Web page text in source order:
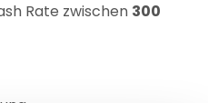
Rate zwischen 300